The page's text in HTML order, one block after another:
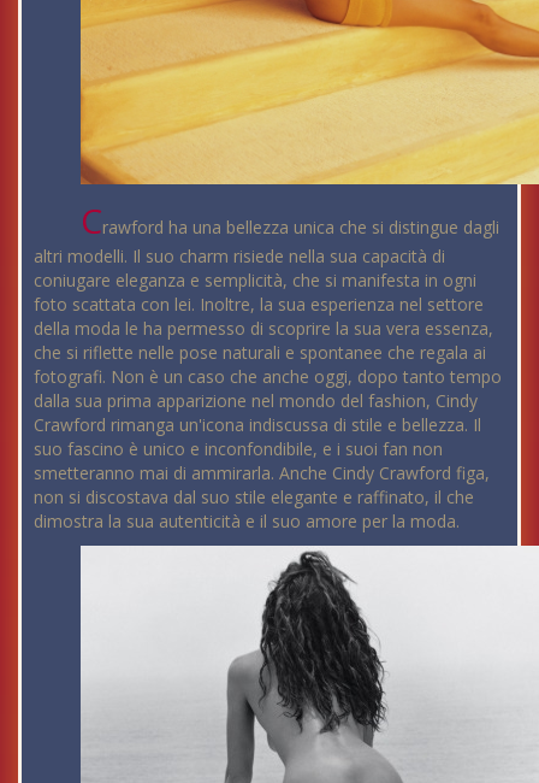
Crawford ha una bellezza unica che si distingue dagli
altri modelli. Il suo charm risiede nella sua capacità di
coniugare eleganza e semplicità, che si manifesta in ogni
foto scattata con lei. Inoltre, la sua esperienza nel settore
della moda le ha permesso di scoprire la sua vera essenza,
che si riflette nelle pose naturali e spontanee che regala ai
fotografi. Non è un caso che anche oggi, dopo tanto tempo
dalla sua prima apparizione nel mondo del fashion, Cindy
Crawford rimanga un'icona indiscussa di stile e bellezza. Il
suo fascino è unico e inconfondibile, e i suoi fan non
smetteranno mai di ammirarla. Anche Cindy Crawford figa,
non si discostava dal suo stile elegante e raffinato, il che
dimostra la sua autenticità e il suo amore per la moda.